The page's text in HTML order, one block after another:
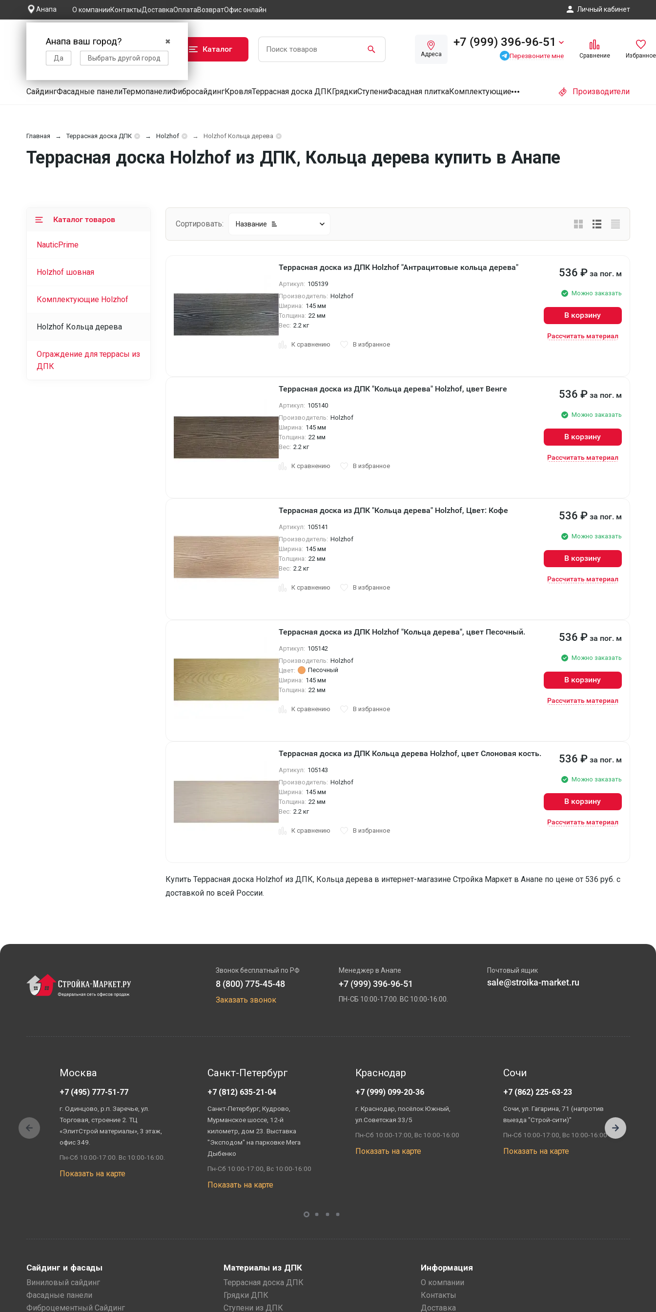
Анапа
✖
Анапа ваш город?
Да Выбрать другой город
О компанииКонтактыДоставкаОплатаВозвратОфис онлайн Личный кабинет
Каталог
Адреса
+7 (999) 396-96-51
Перезвоните мне Сравнение Избранное
СайдингФасадные панелиТермопанелиФибросайдингКровляТеррасная доска ДПКГрядкиСтупениФасадная плиткаКомплектующие Производители
Главная Террасная доска ДПК Holzhof Holzhof Кольца дерева
Террасная доска Holzhof из ДПК, Кольца дерева купить в Анапе
Сортировать: Название
Террасная доска из ДПК Holzhof "Антрацитовые кольца дерева"
Артикул: 105139
Производитель: Holzhof
Ширина: 145 мм
Толщина: 22 мм
Вес: 2.2 кг
К сравнению В избранное
536 ₽ за пог. м
Можно заказать
В корзину
Рассчитать материал
Террасная доска из ДПК "Кольца дерева" Holzhof, цвет Венге
Артикул: 105140
Производитель: Holzhof
Ширина: 145 мм
Толщина: 22 мм
Вес: 2.2 кг
К сравнению В избранное
536 ₽ за пог. м
Можно заказать
В корзину
Рассчитать материал
Террасная доска из ДПК "Кольца дерева" Holzhof, Цвет: Кофе
Артикул: 105141
Производитель: Holzhof
Ширина: 145 мм
Толщина: 22 мм
Вес: 2.2 кг
К сравнению В избранное
536 ₽ за пог. м
Можно заказать
В корзину
Рассчитать материал
Террасная доска из ДПК Holzhof "Кольца дерева", цвет Песочный.
Артикул: 105142
Производитель: Holzhof
Цвет:
Песочный
Ширина: 145 мм
Толщина: 22 мм
К сравнению В избранное
536 ₽ за пог. м
Можно заказать
В корзину
Рассчитать материал
Террасная доска из ДПК Кольца дерева Holzhof, цвет Слоновая кость.
Артикул: 105143
Производитель: Holzhof
Ширина: 145 мм
Толщина: 22 мм
Вес: 2.2 кг
К сравнению В избранное
536 ₽ за пог. м
Можно заказать
В корзину
Рассчитать материал
Купить Террасная доска Holzhof из ДПК, Кольца дерева в интернет-магазине Стройка Маркет в Анапе по цене от 536 руб. с
доставкой по всей России.
Каталог товаров
NauticPrime
Holzhof шовная
Комплектующие Holzhof
Holzhof Кольца дерева
Ограждение для террасы из
ДПК
Звонок бесплатный по РФ
8 (800) 775-45-48
Заказать звонок
Менеджер в Анапе
+7 (999) 396-96-51
ПН-СБ 10:00-17:00. ВС 10:00-16:00.
Почтовый ящик
sale@stroika-market.ru
Москва
+7 (495) 777-51-77
г. Одинцово, р.п. Заречье, ул.
Торговая, строение 2. ТЦ
«ЭлитСтрой материалы», 3 этаж,
офис 349.
Пн-Сб 10:00-17:00. Вс 10:00-16:00.
Показать на карте
Санкт-Петербург
+7 (812) 635-21-04
Санкт-Петербург, Кудрово,
Мурманское шоссе, 12-й
километр, дом 23. Выставка
"Эксподом" на парковке Мега
Дыбенко
Пн-Сб 10:00-17:00, Вс 10:00-16:00
Показать на карте
Краснодар
+7 (999) 099-20-36
г. Краснодар, посёлок Южный,
ул.Советская 33/5
Пн-Сб 10:00-17:00, Вс 10:00-16:00
Показать на карте
Сочи
+7 (862) 225-63-23
Сочи, ул. Гагарина, 71 (напротив
выезда "Строй-сити)"
Пн-Сб 10:00-17:00, Вс 10:00-16:00
Показать на карте
Сайдинг и фасады
Виниловый сайдинг
Фасадные панели
Фиброцементный Сайдинг
Материалы из ДПК
Террасная доска ДПК
Грядки ДПК
Ступени из ДПК
Информация
О компании
Контакты
Доставка